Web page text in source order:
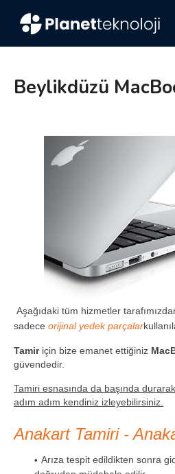
Beylikdüzü
Aşağıdaki tüm hizmetler
sadece orijinal yedek parçalar
Tamiriçin bize emanet ettiğiniz
güvendedir.
Tamiri esnasında da başında
adım adım kendiniz izleyebilirsiniz.
Anakart Tamiri -
Arıza tespit edildikten sonra